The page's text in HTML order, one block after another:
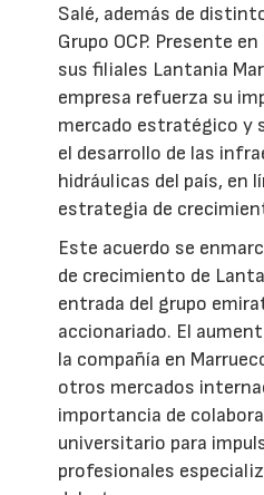
Salé, además de
Grupo OCP. Presente
sus filiales Lantania
empresa refuerza su
mercado estratégico y
el desarrollo de las
hidráulicas del país, en
estrategia de
Este acuerdo se
de crecimiento de
entrada del grupo
accionariado. El
la compañía en
otros mercados
importancia de
universitario para
profesionales